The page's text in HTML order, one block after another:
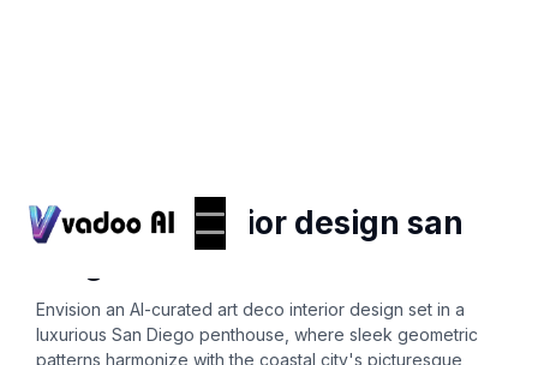
art deco interior design san
Envision an AI-curated art deco interior design set in a
luxurious San Diego penthouse, where sleek geometric
patterns harmonize with the coastal city's picturesque